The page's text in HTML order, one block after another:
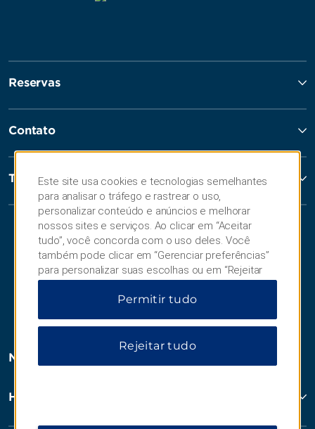
Reservas
Contato
Termos & Políticas
Nossas Marcas
Hotels by Wyndham
Este site usa cookies e tecnologias semelhantes
para analisar o tráfego e rastrear o uso,
personalizar conteúdo e anúncios e melhorar
nossos sites e serviços. Ao clicar em “Aceitar
tudo”, você concorda com o uso deles. Você
também pode clicar em “Gerenciar preferências”
para personalizar suas escolhas ou em “Rejeitar
tudo” para permitir apenas cookies essenciais.
Para obter informações adicionais, visite nosso
Permitir tudo
Rejeitar tudo